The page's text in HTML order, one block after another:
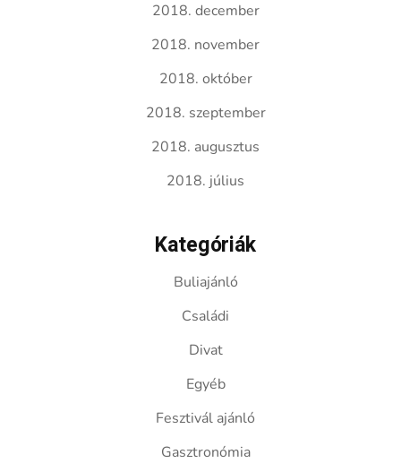
2018. december
2018. november
2018. október
2018. szeptember
2018. augusztus
2018. július
Kategóriák
Buliajánló
Családi
Divat
Egyéb
Fesztivál ajánló
Gasztronómia